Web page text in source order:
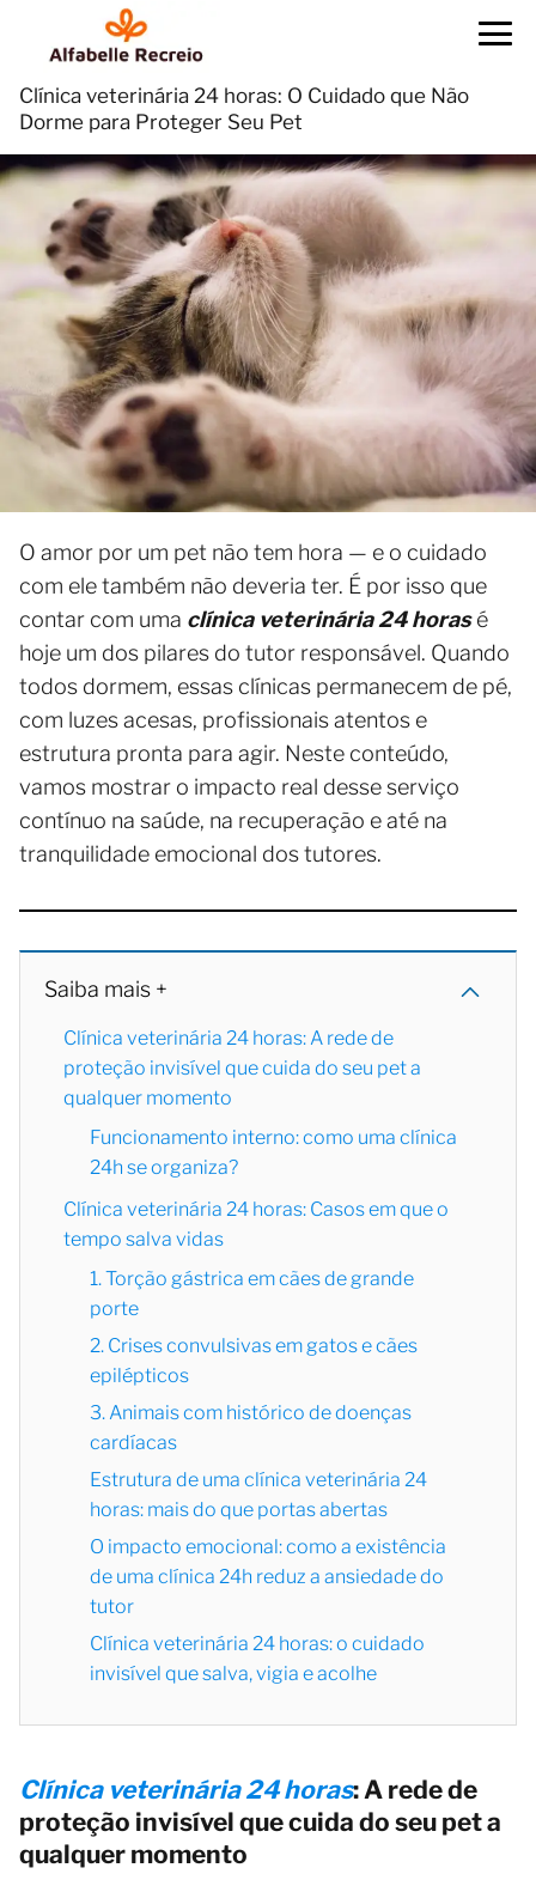
Clínica veterinária 24 horas: O Cuidado que Não
Dorme para Proteger Seu Pet
O amor por um pet não tem hora — e o cuidado
com ele também não deveria ter. É por isso que
contar com uma clínica veterinária 24 horasé
hoje um dos pilares do tutor responsável. Quando
todos dormem, essas clínicas permanecem de pé,
com luzes acesas, profissionais atentos e
estrutura pronta para agir. Neste conteúdo,
vamos mostrar o impacto real desse serviço
contínuo na saúde, na recuperação e até na
tranquilidade emocional dos tutores.
Saiba mais +
Clínica veterinária 24 horas: A rede de
proteção invisível que cuida do seu pet a
qualquer momento
Funcionamento interno: como uma clínica
24h se organiza?
Clínica veterinária 24 horas: Casos em que o
tempo salva vidas
1. Torção gástrica em cães de grande
porte
2. Crises convulsivas em gatos e cães
epilépticos
3. Animais com histórico de doenças
cardíacas
Estrutura de uma clínica veterinária 24
horas: mais do que portas abertas
O impacto emocional: como a existência
de uma clínica 24h reduz a ansiedade do
tutor
Clínica veterinária 24 horas: o cuidado
invisível que salva, vigia e acolhe
Clínica veterinária 24 horas: A rede de
proteção invisível que cuida do seu pet a
qualquer momento